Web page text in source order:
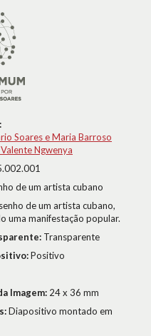
Soares e Maria Barroso
Ngwenya
de um artista cubano
de um artista cubano,
uma manifestação popular.
Transparente
Positivo
Imagem: 24 x 36 mm
Diapositivo montado em